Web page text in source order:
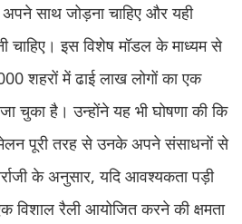
अपने साथ जोड़ना चाहिए और यही
चाहिए। इस विशेष मॉडल के माध्यम से
शहरों में ढाई लाख लोगों का एक
चुका है। उन्होंने यह भी घोषणा की कि
पूरी तरह से उनके अपने संसाधनों से
के अनुसार, यदि आवश्यकता पड़ी
विशाल रैली आयोजित करने की क्षमता